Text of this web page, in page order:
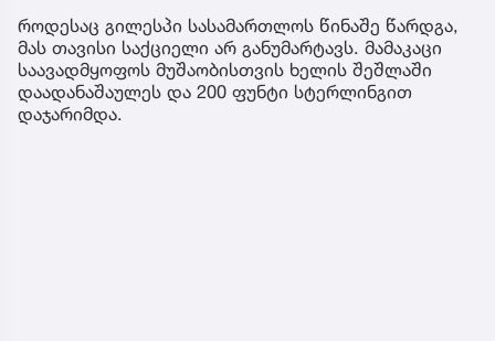
როდესაც გილესპი სასამართლოს წინაშე წარდგა,
მას თავისი საქციელი არ განუმარტავს. მამაკაცი
საავადმყოფოს მუშაობისთვის ხელის შეშლაში
დაადანაშაულეს და 200 ფუნტი სტერლინგით
დაჯარიმდა.